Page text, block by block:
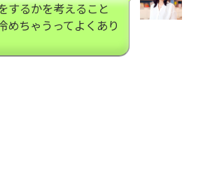
するかを考えること
めちゃうってよくあり